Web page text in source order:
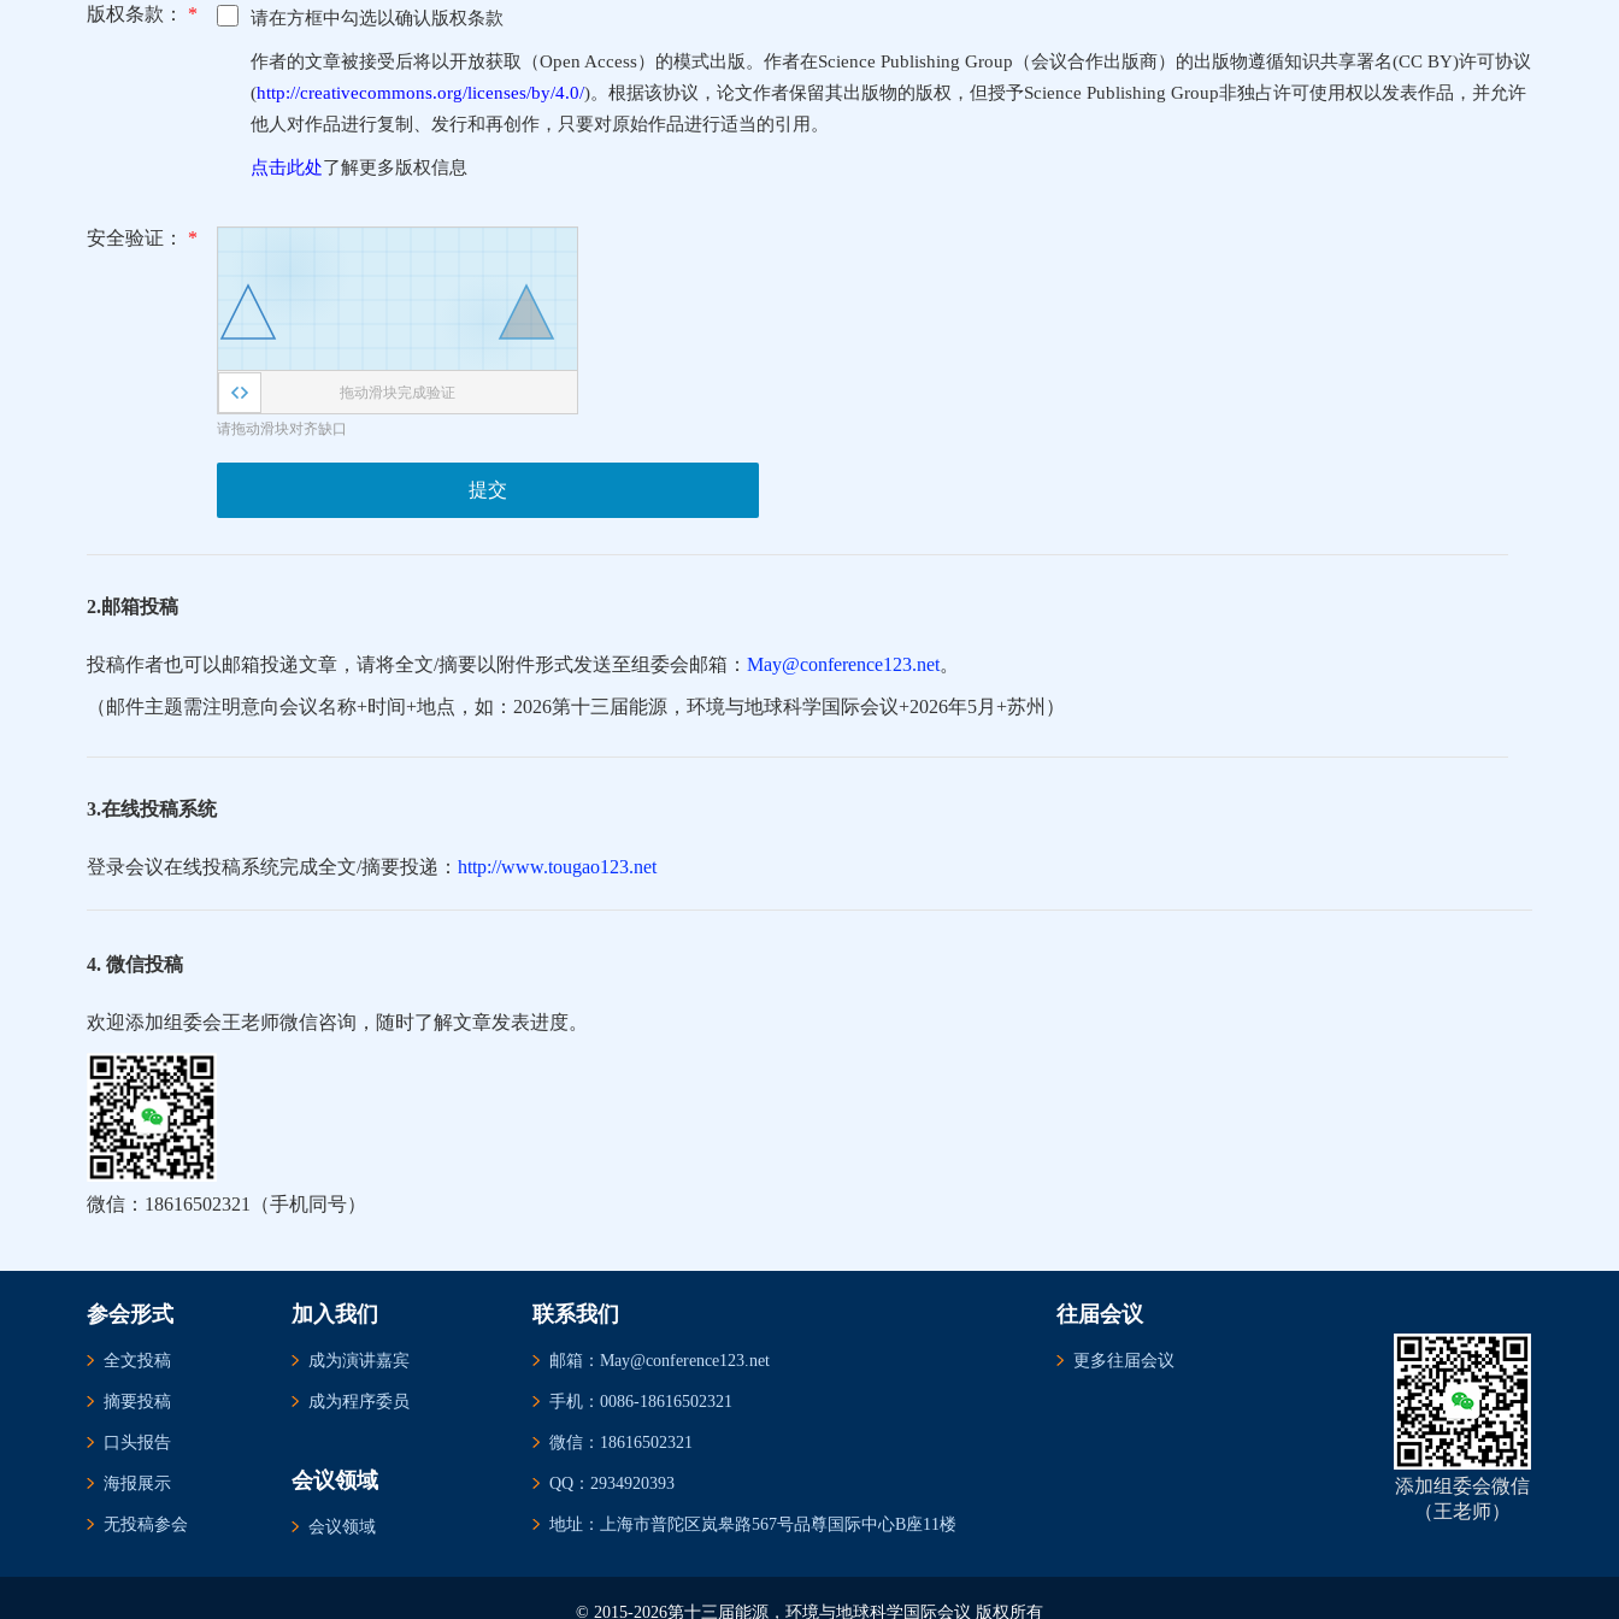
版权条款： * 请在方框中勾选以确认版权条款
作者的文章被接受后将以开放获取（Open Access）的模式出版。作者在Science Publishing Group（会议合作出版商）的出版物遵循知识共享署名(CC BY)许可协议
(http://creativecommons.org/licenses/by/4.0/)。根据该协议，论文作者保留其出版物的版权，但授予Science Publishing Group非独占许可使用权以发表作品，并允许
他人对作品进行复制、发行和再创作，只要对原始作品进行适当的引用。
点击此处了解更多版权信息
安全验证： *
拖动滑块完成验证
请拖动滑块对齐缺口
提交
2.邮箱投稿
投稿作者也可以邮箱投递文章，请将全文/摘要以附件形式发送至组委会邮箱： May@conference123.net。
（邮件主题需注明意向会议名称+时间+地点，如：2026第十三届能源，环境与地球科学国际会议+2026年5月+苏州）
3.在线投稿系统
登录会议在线投稿系统完成全文/摘要投递： http://www.tougao123.net
4. 微信投稿
欢迎添加组委会王老师微信咨询，随时了解文章发表进度。
微信：18616502321（手机同号）
参会形式
全文投稿
摘要投稿
口头报告
海报展示
无投稿参会
加入我们
成为演讲嘉宾
成为程序委员
会议领域
会议领域
联系我们
邮箱：May@conference123.net
手机：0086-18616502321
微信：18616502321
QQ：2934920393
地址：上海市普陀区岚皋路567号品尊国际中心B座11楼
往届会议
更多往届会议
添加组委会微信
（王老师）
© 2015-2026第十三届能源，环境与地球科学国际会议 版权所有